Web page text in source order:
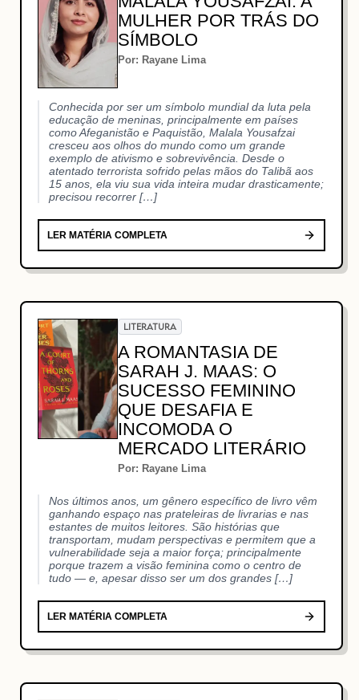
MULHER POR TRÁS DO
SÍMBOLO
Por: Rayane Lima
Conhecida por ser um símbolo mundial da luta pela
educação de meninas, principalmente em países
como Afeganistão e Paquistão, Malala Yousafzai
cresceu aos olhos do mundo como um grande
exemplo de ativismo e sobrevivência. Desde o
atentado terrorista sofrido pelas mãos do Talibã aos
15 anos, ela viu sua vida inteira mudar drasticamente;
precisou recorrer […]
LER MATÉRIA COMPLETA
LITERATURA
A ROMANTASIA DE
SARAH J. MAAS: O
SUCESSO FEMININO
QUE DESAFIA E
INCOMODA O
MERCADO LITERÁRIO
Por: Rayane Lima
Nos últimos anos, um gênero específico de livro vêm
ganhando espaço nas prateleiras de livrarias e nas
estantes de muitos leitores. São histórias que
transportam, mudam perspectivas e permitem que a
vulnerabilidade seja a maior força; principalmente
porque trazem a visão feminina como o centro de
tudo — e, apesar disso ser um dos grandes […]
LER MATÉRIA COMPLETA